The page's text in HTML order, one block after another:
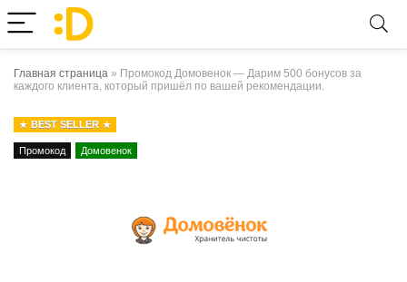
Главная страница » Промокод Домовенок — Дарим 500 бонусов за
каждого клиента, который пришёл по вашей рекомендации.
BEST SELLER
Промокод Домовенок